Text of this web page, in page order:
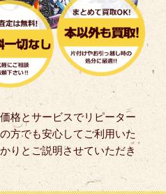
格とサービスでリピーター
方でも安心してご利用いた
りとご説明させていただき